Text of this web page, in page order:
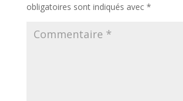
obligatoires sont indiqués avec *